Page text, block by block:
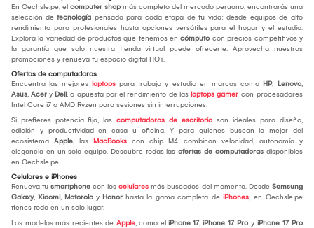
En Oechsle.pe, el computer shopmás completo del mercado peruano, encontrarás una
selección de tecnología pensada para cada etapa de tu vida: desde equipos de alto
rendimiento para profesionales hasta opciones versátiles para el hogar y el estudio.
Explora la variedad de productos que tenemos en cómputo con precios competitivos y
la garantía que solo nuestra tienda virtual puede ofrecerte. Aprovecha nuestras
promociones y renueva tu espacio digital HOY.
Ofertas de computadoras
Encuentra las mejores laptops para trabajo y estudio en marcas como HP, Lenovo,
Asus, Acer y Dell, o apuesta por el rendimiento de las laptops gamer con procesadores
Intel Core i7 o AMD Ryzen para sesiones sin interrupciones.
Si prefieres potencia fija, las computadoras de escritorio son ideales para diseño,
edición y productividad en casa u oficina. Y para quienes buscan lo mejor del
ecosistema Apple, las MacBooks con chip M4 combinan velocidad, autonomía y
elegancia en un solo equipo. Descubre todas las ofertas de computadoras disponibles
en Oechsle.pe.
Celulares e iPhones
Renueva tu smartphone con los celulares más buscados del momento. Desde Samsung
Galaxy, Xiaomi, Motorola y Honor hasta la gama completa de iPhones, en Oechsle.pe
tienes todo en un solo lugar.
Los modelos más recientes de Apple, como el iPhone 17, iPhone 17 Pro y iPhone 17 Pro